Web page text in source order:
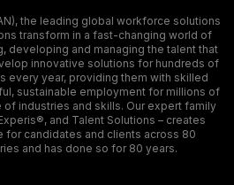
the leading global workforce solutions
transform in a fast-changing world of
developing and managing the talent that
innovative solutions for hundreds of
every year, providing them with skilled
sustainable employment for millions of
industries and skills. Our expert family
and Talent Solutions – creates
for candidates and clients across 80
and has done so for 80 years.